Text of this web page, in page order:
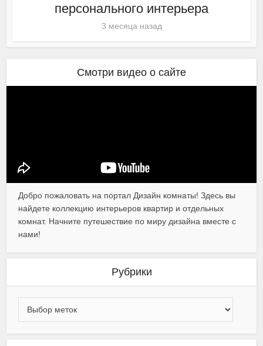
персонального интерьера
3 месяца назад
Смотри видео о сайте
Добро пожаловать на портал Дизайн комнаты! Здесь вы
найдете коллекцию интерьеров квартир и отдельных
комнат. Начните путешествие по миру дизайна вместе с
нами!
Рубрики